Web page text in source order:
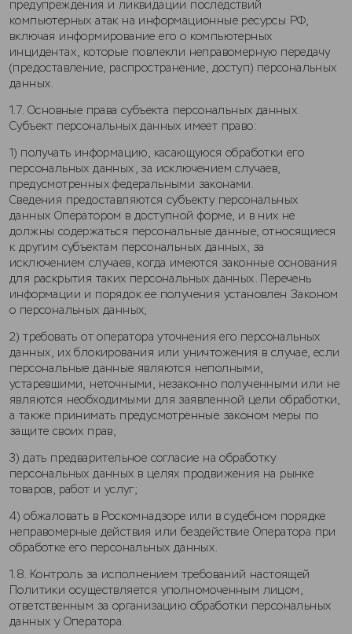
предупреждения и ликвидации последствий
компьютерных атак на информационные ресурсы РФ,
включая информирование его о компьютерных
инцидентах, которые повлекли неправомерную передачу
(предоставление, распространение, доступ) персональных
данных.
1.7. Основные права субъекта персональных данных.
Субъект персональных данных имеет право:
1) получать информацию, касающуюся обработки его
персональных данных, за исключением случаев,
предусмотренных федеральными законами.
Сведения предоставляются субъекту персональных
данных Оператором в доступной форме, и в них не
должны содержаться персональные данные, относящиеся
к другим субъектам персональных данных, за
исключением случаев, когда имеются законные основания
для раскрытия таких персональных данных. Перечень
информации и порядок ее получения установлен Законом
о персональных данных;
2) требовать от оператора уточнения его персональных
данных, их блокирования или уничтожения в случае, если
персональные данные являются неполными,
устаревшими, неточными, незаконно полученными или не
являются необходимыми для заявленной цели обработки,
а также принимать предусмотренные законом меры по
защите своих прав;
3) дать предварительное согласие на обработку
персональных данных в целях продвижения на рынке
товаров, работ и услуг;
4) обжаловать в Роскомнадзоре или в судебном порядке
неправомерные действия или бездействие Оператора при
обработке его персональных данных.
1.8. Контроль за исполнением требований настоящей
Политики осуществляется уполномоченным лицом,
ответственным за организацию обработки персональных
данных у Оператора.